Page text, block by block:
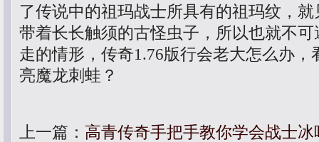
了传说中的祖玛战士所具有的祖玛纹，
带着长长触须的古怪虫子，所以也就不
走的情形，传奇1.76版行会老大怎么办
亮魔龙刺蛙？
上一篇： 高青传奇手把手教你学会战士冰